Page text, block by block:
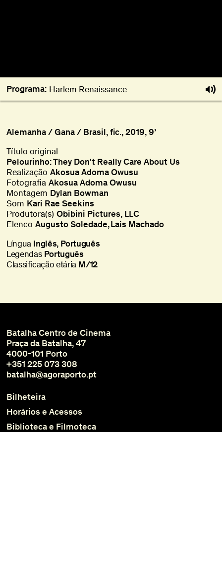
Programa: Harlem Renaissance
Alemanha / Gana / Brasil, fic., 2019, 9’
Título original
Pelourinho: They Don't Really Care About Us
Realização Akosua Adoma Owusu
Fotografia Akosua Adoma Owusu
Montagem Dylan Bowman
Som Kari Rae Seekins
Produtora(s) Obibini Pictures, LLC
Elenco Augusto Soledade Lais Machado
Língua Inglês, Português
Legendas Português
Classificação etária M/12
Batalha Centro de Cinema
Praça da Batalha, 47
4000-101 Porto
+351 225 073 308
batalha@agoraporto.pt
Bilheteira
Horários e Acessos
Biblioteca e Filmoteca